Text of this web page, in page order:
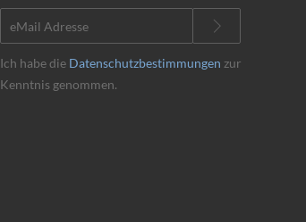
Ich habe die Datenschutzbestimmungen zur
Kenntnis genommen.